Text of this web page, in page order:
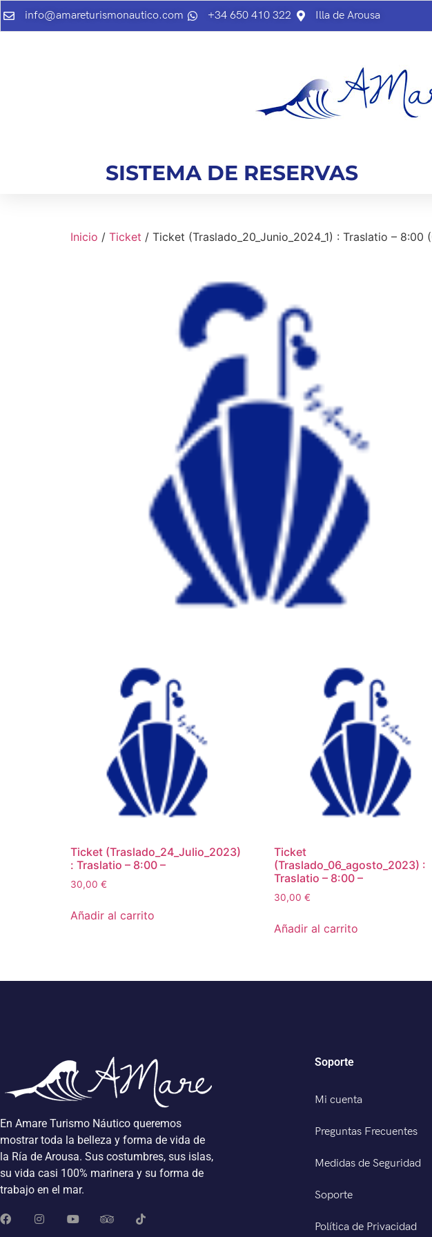
info@amareturismonautico.com +34 650 410 322 Illa de Arousa
SISTEMA DE RESERVAS
Inicio / Ticket / Ticket (Traslado_20_Junio_2024_1) : Traslatio – 8:00
Ticket (Traslado_24_Julio_2023)
: Traslatio – 8:00 –
30,00 €
Añadir al carrito
Ticket
(Traslado_06_agosto_2023) :
Traslatio – 8:00 –
30,00 €
Añadir al carrito
En Amare Turismo Náutico queremos
mostrar toda la belleza y forma de vida de
la Ría de Arousa. Sus costumbres, sus islas,
su vida casi 100% marinera y su forma de
trabajo en el mar.
Soporte
Mi cuenta
Preguntas Frecuentes
Medidas de Seguridad
Soporte
Política de Privacidad